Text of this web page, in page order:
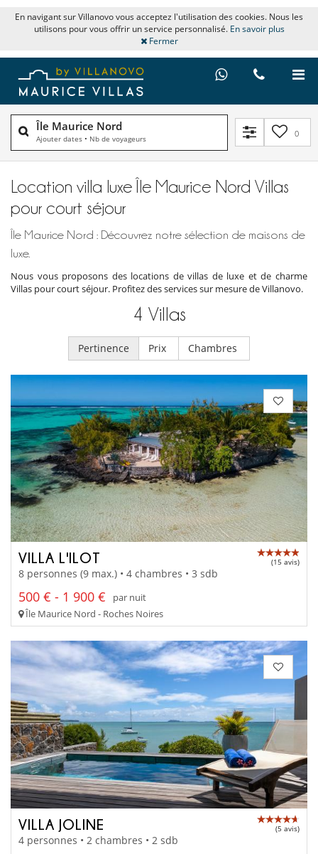
En navigant sur Villanovo vous acceptez l'utilisation des cookies. Nous les
utilisons pour vous offrir un service personnalisé. En savoir plus
Fermer
Île Maurice Nord
Ajouter dates • Nb de voyageurs 0
Location villa luxe Île Maurice Nord Villas
pour court séjour
Île Maurice Nord : Découvrez notre sélection de maisons de
luxe.
Nous vous proposons des locations de villas de luxe et de charme
Villas pour court séjour. Profitez des services sur mesure de Villanovo.
4 Villas
Pertinence Prix Chambres
VILLA L'ILOT (15 avis)
8 personnes (9 max.) • 4 chambres • 3 sdb
500 € - 1 900 €
par nuit
Île Maurice Nord - Roches Noires
VILLA JOLINE (5 avis)
4 personnes • 2 chambres • 2 sdb